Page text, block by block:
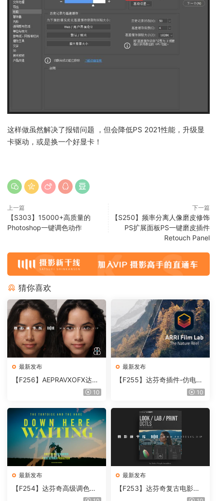
这样做虽然解决了报错问题 ，但会降低PS 2021性能，升级显
卡驱动，或是换一个好显卡！
上一篇
【S303】15000+高质量的
Photoshop一键调色动作
下一篇
【S250】频率分离人像磨皮修饰
PS扩展面板PS一键磨皮插件
Retouch Panel
猜你喜欢
最新发布
【F256】AEPRAVXOFX达芬
奇视频人像磨皮润肤美颜插件
10
最新发布
【F255】达芬奇插件-仿电影
胶片视频调色插件 ARRI Film
10
最新发布
【F254】达芬奇高级调色插
件 Contour V2.2.2 WinMac
最新发布
【F253】达芬奇复古电影胶
片质感DCTL节点调色预设 M